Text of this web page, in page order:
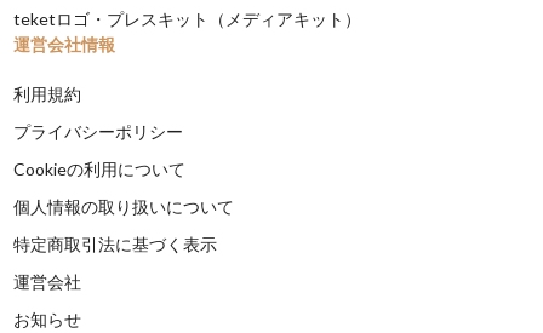
teketロゴ・プレスキット（メディアキット）
運営会社情報
利用規約
プライバシーポリシー
Cookieの利用について
個人情報の取り扱いについて
特定商取引法に基づく表示
運営会社
お知らせ